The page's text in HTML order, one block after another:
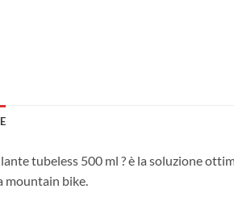
tubeless 500 ml ? è la soluzione
mountain bike.